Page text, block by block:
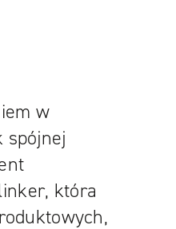
w
spójnej
która